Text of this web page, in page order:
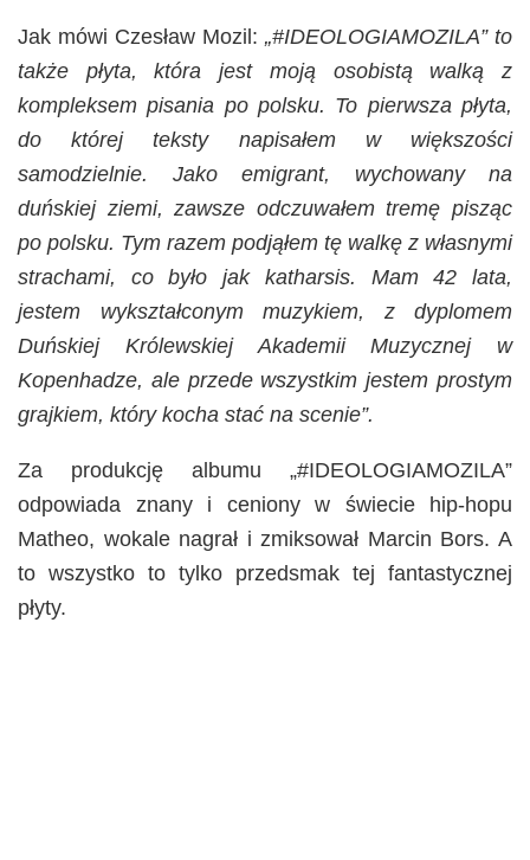
Jak mówi Czesław Mozil: „#IDEOLOGIAMOZILA” to
także płyta, która jest moją osobistą walką z
kompleksem pisania po polsku. To pierwsza płyta,
do której teksty napisałem w większości
samodzielnie. Jako emigrant, wychowany na
duńskiej ziemi, zawsze odczuwałem tremę pisząc
po polsku. Tym razem podjąłem tę walkę z własnymi
strachami, co było jak katharsis. Mam 42 lata,
jestem wykształconym muzykiem, z dyplomem
Duńskiej Królewskiej Akademii Muzycznej w
Kopenhadze, ale przede wszystkim jestem prostym
grajkiem, który kocha stać na scenie”.
Za produkcję albumu „#IDEOLOGIAMOZILA”
odpowiada znany i ceniony w świecie hip-hopu
Matheo, wokale nagrał i zmiksował Marcin Bors. A
to wszystko to tylko przedsmak tej fantastycznej
płyty.